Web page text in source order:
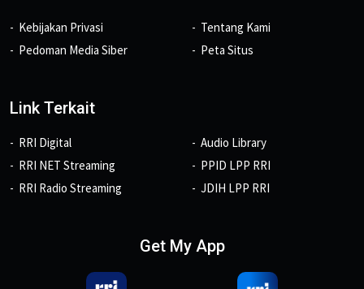
Kebijakan Privasi
Pedoman Media Siber
Tentang Kami
Peta Situs
Link Terkait
RRI Digital
RRI NET Streaming
RRI Radio Streaming
Audio Library
PPID LPP RRI
JDIH LPP RRI
Get My App